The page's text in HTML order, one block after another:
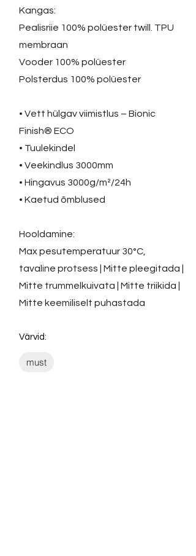
Kangas:
Pealisriie 100% polüester twill. TPU
membraan
Vooder 100% polüester
Polsterdus 100% polüester
• Vett hülgav viimistlus – Bionic
Finish® ECO
• Tuulekindel
• Veekindlus 3000mm
• Hingavus 3000g/m²/24h
• Kaetud õmblused
Hooldamine:
Max pesutemperatuur 30°C,
tavaline protsess | Mitte pleegitada |
Mitte trummelkuivata | Mitte triikida |
Mitte keemiliselt puhastada
Värvid:
must